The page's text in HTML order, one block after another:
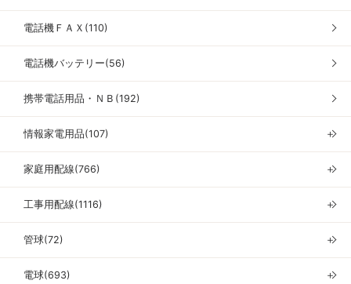
電話機ＦＡＸ(110)
電話機バッテリー(56)
携帯電話用品・ＮＢ(192)
情報家電用品(107) ＋
家庭用配線(766) ＋
工事用配線(1116) ＋
管球(72) ＋
電球(693) ＋